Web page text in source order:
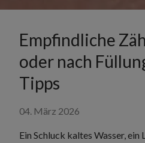
Empfindliche
oder nach
Tipps
04. März 2026
Ein Schluck kaltes Wasser,